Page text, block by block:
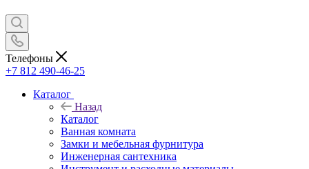
Телефоны
+7 812 490-46-25
Каталог
Назад
Каталог
Ванная комната
Замки и мебельная фурнитура
Инженерная сантехника